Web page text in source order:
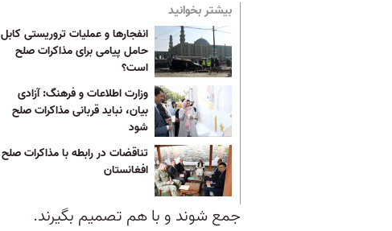
بیشتر بخوانید
انفجارها و عملیات تروریستی کابل
حامل پیامی برای مذاکرات صلح
است؟
وزارت اطلاعات و فرهنگ: آزادی
بیان، نباید قربانی مذاکرات صلح
شود
تناقضات در رابطه با مذاکرات صلح
افغانستان
جمع شوند و با هم تصمیم بگیرند.